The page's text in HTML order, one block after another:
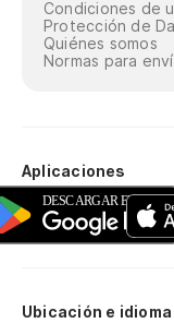
Condiciones de
Protección de
Quiénes somos
Normas para
Aplicaciones
Ubicación e idioma